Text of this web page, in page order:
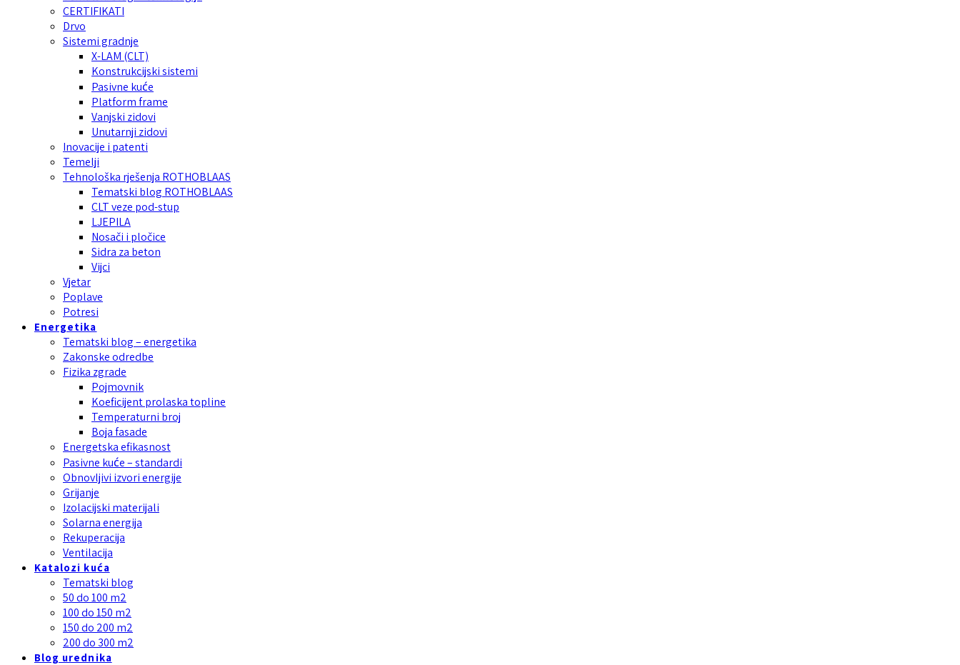
CERTIFIKATI
Drvo
Sistemi gradnje
X-LAM (CLT)
Konstrukcijski sistemi
Pasivne kuće
Platform frame
Vanjski zidovi
Unutarnji zidovi
Inovacije i patenti
Temelji
Tehnološka rješenja ROTHOBLAAS
Tematski blog ROTHOBLAAS
CLT veze pod-stup
LJEPILA
Nosači i pločice
Sidra za beton
Vijci
Vjetar
Poplave
Potresi
Energetika
Tematski blog – energetika
Zakonske odredbe
Fizika zgrade
Pojmovnik
Koeficijent prolaska topline
Temperaturni broj
Boja fasade
Energetska efikasnost
Pasivne kuće – standardi
Obnovljivi izvori energije
Grijanje
Izolacijski materijali
Solarna energija
Rekuperacija
Ventilacija
Katalozi kuća
Tematski blog
50 do 100 m2
100 do 150 m2
150 do 200 m2
200 do 300 m2
Blog urednika